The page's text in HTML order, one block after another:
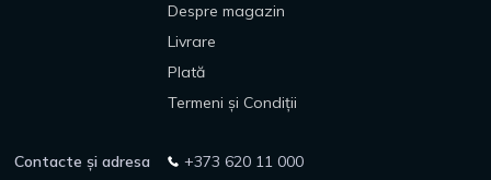
Despre magazin
Livrare
Plată
Termeni și Condiții
Contacte și adresa
+373 620 11 000